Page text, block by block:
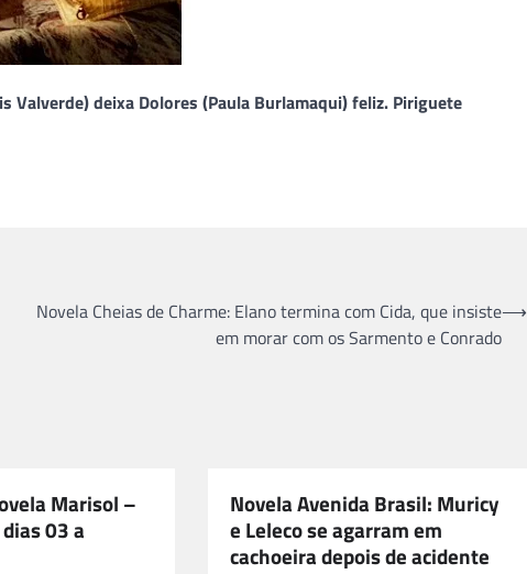
Valverde) deixa Dolores (Paula Burlamaqui) feliz. Piriguete
Novela Cheias de Charme: Elano termina com Cida, que insiste
em morar com os Sarmento e Conrado
⟶
Marisol –
03 a
Novela Avenida Brasil: Muricy
e Leleco se agarram em
cachoeira depois de acidente